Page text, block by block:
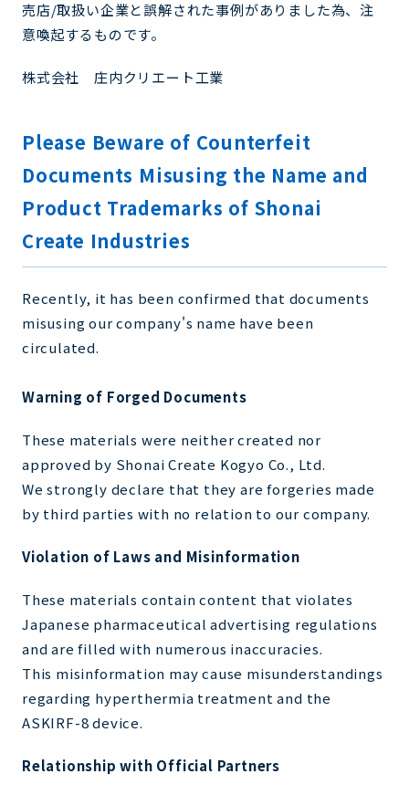
売店/取扱い企業と誤解された事例がありました為、注
意喚起するものです。
株式会社 庄内クリエート工業
Please Beware of Counterfeit
Documents Misusing the Name and
Product Trademarks of Shonai
Create Industries
Recently, it has been confirmed that documents
misusing our company's name have been
circulated.
Warning of Forged Documents
These materials were neither created nor
approved by Shonai Create Kogyo Co., Ltd.
We strongly declare that they are forgeries made
by third parties with no relation to our company.
Violation of Laws and Misinformation
These materials contain content that violates
Japanese pharmaceutical advertising regulations
and are filled with numerous inaccuracies.
This misinformation may cause misunderstandings
regarding hyperthermia treatment and the
ASKIRF-8 device.
Relationship with Official Partners